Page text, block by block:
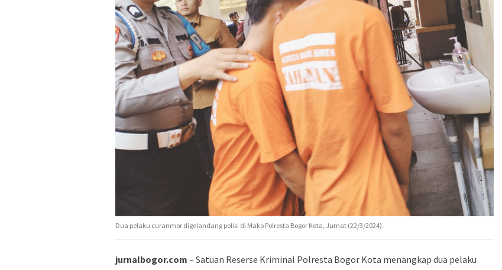
Dua pelaku curanmor digelandang polisi di Mako Polresta Bogor Kota, Jumat (22/3/2024).
jurnalbogor.com – Satuan Reserse Kriminal Polresta Bogor Kota menangkap dua pelaku